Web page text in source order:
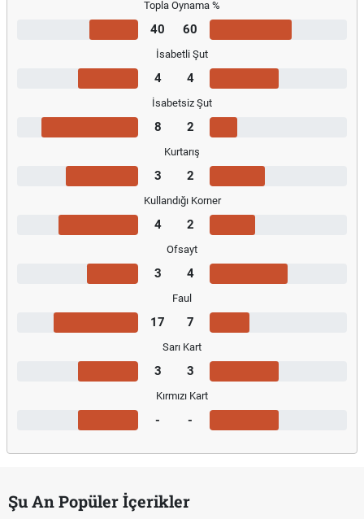
Topla Oynama %
40 60
İsabetli Şut
4 4
İsabetsiz Şut
8 2
Kurtarış
3 2
Kullandığı Korner
4 2
Ofsayt
3 4
Faul
17 7
Sarı Kart
3 3
Kırmızı Kart
- -
Şu An Popüler İçerikler